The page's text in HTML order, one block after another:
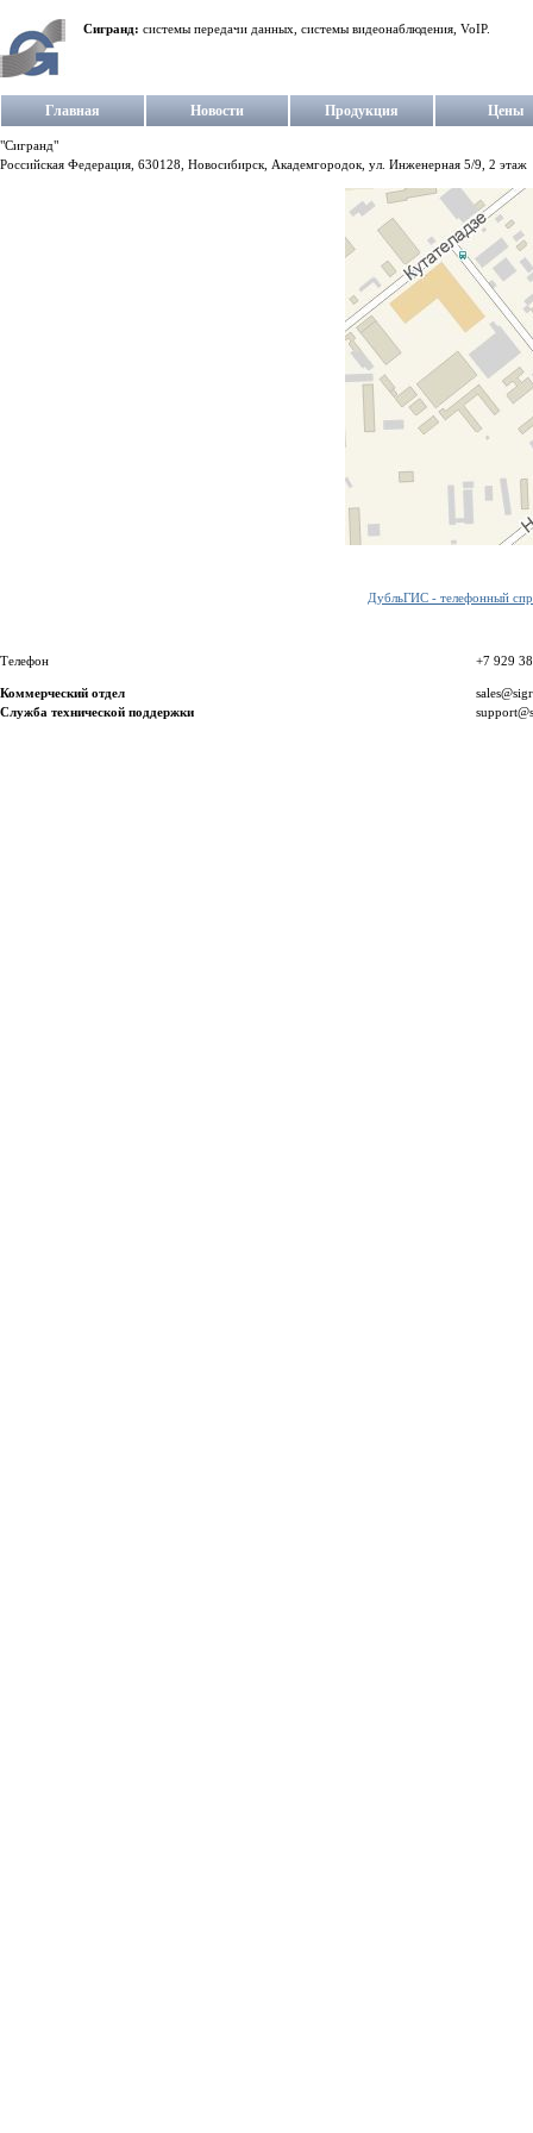
Сигранд: системы передачи данных, системы видеонаблюдения, VoIP.
Главная Новости Продукция Цены
"Сигранд"
Российская Федерация, 630128, Новосибирск, Академгородок, ул. Инженерная 5/9, 2 этаж
ДубльГИС - телефонный
Телефон +7 929
Коммерческий отдел
Служба технической поддержки